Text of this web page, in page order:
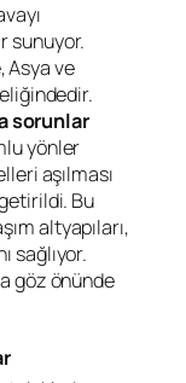
sunuyor.
Asya ve
sorunlar
yönler
aşılması
Bu
altyapıları,
sağlıyor.
göz önünde